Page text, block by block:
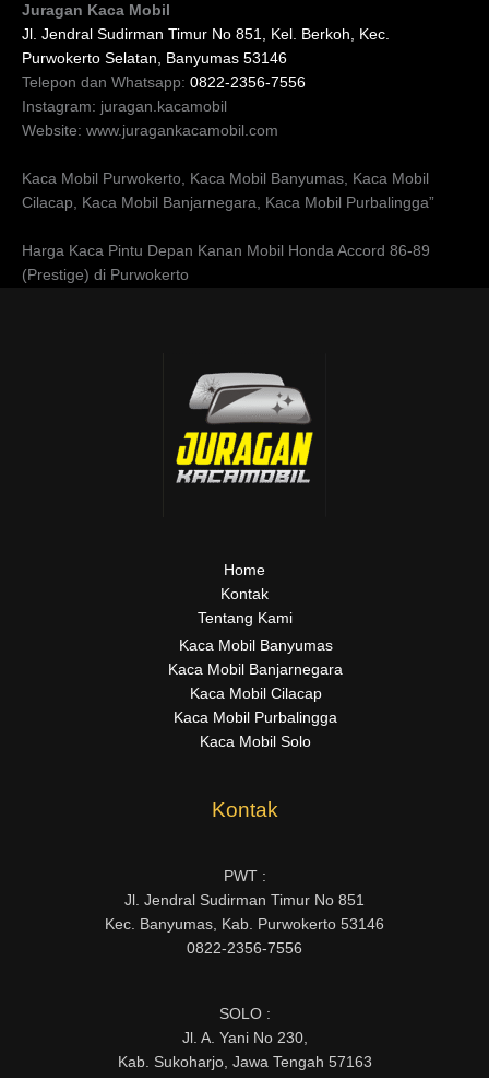
Juragan Kaca Mobil
Jl. Jendral Sudirman Timur No 851, Kel. Berkoh, Kec.
Purwokerto Selatan, Banyumas 53146
Telepon dan Whatsapp: 0822-2356-7556
Instagram: juragan.kacamobil
Website: www.juragankacamobil.com
Kaca Mobil Purwokerto, Kaca Mobil Banyumas, Kaca Mobil
Cilacap, Kaca Mobil Banjarnegara, Kaca Mobil Purbalingga”
Harga Kaca Pintu Depan Kanan Mobil Honda Accord 86-89
(Prestige) di Purwokerto
Home
Kontak
Tentang Kami
Kaca Mobil Banyumas
Kaca Mobil Banjarnegara
Kaca Mobil Cilacap
Kaca Mobil Purbalingga
Kaca Mobil Solo
Kontak
PWT :
Jl. Jendral Sudirman Timur No 851
Kec. Banyumas, Kab. Purwokerto 53146
0822-2356-7556
SOLO :
Jl. A. Yani No 230,
Kab. Sukoharjo, Jawa Tengah 57163